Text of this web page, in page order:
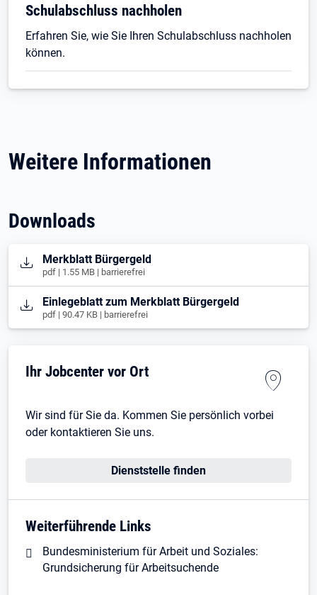
Schulabschluss nachholen
Erfahren Sie, wie Sie Ihren Schulabschluss nachholen
können.
Weitere Informationen
Downloads
Öffnet in neuem Tab
Merkblatt Bürgergeld
pdf | 1.55 MB | barrierefrei
Öffnet in neuem Tab
Einlegeblatt zum Merkblatt Bürgergeld
pdf | 90.47 KB | barrierefrei
Ihr Jobcenter vor Ort
Wir sind für Sie da. Kommen Sie persönlich vorbei
oder kontaktieren Sie uns.
Dienststelle finden
Weiterführende Links
Bundesministerium für Arbeit und Soziales:
Grundsicherung für Arbeitsuchende